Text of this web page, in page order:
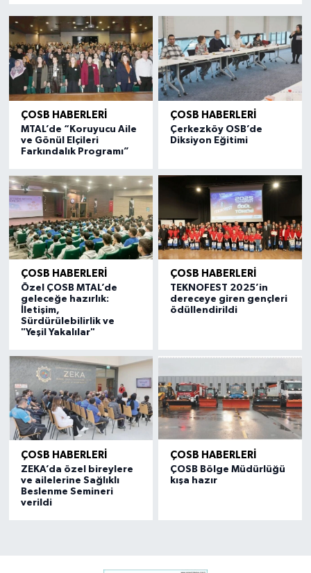
ÇOSB HABERLERİ
MTAL’de “Koruyucu Aile
ve Gönül Elçileri
Farkındalık Programı”
ÇOSB HABERLERİ
Çerkezköy OSB’de
Diksiyon Eğitimi
ÇOSB HABERLERİ
Özel ÇOSB MTAL’de
geleceğe hazırlık:
İletişim,
Sürdürülebilirlik ve
"Yeşil Yakalılar"
ÇOSB HABERLERİ
TEKNOFEST 2025’in
dereceye giren gençleri
ödüllendirildi
ÇOSB HABERLERİ
ZEKA’da özel bireylere
ve ailelerine Sağlıklı
Beslenme Semineri
verildi
ÇOSB HABERLERİ
ÇOSB Bölge Müdürlüğü
kışa hazır